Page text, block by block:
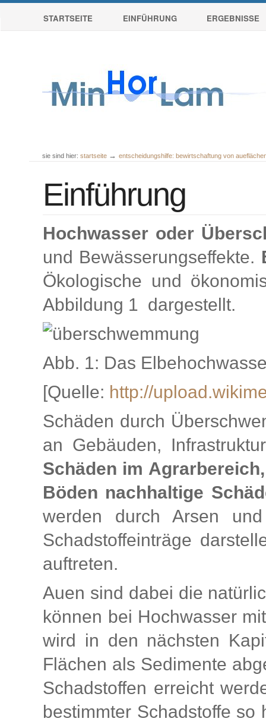
DirektSTARTSEITE EINFÜHRUNG ERGEBNISSE
sie sind hier: startseite →entscheidungshilfe: bewirtschaftung von
Einführung
Hochwasser oder
und Bewässerungseffekte.
Ökologische und
Abbildung 1 dargestellt.
Abb. 1: Das
[Quelle: http://
Schäden durch
an Gebäuden,
Schäden im
Böden nachhaltige
werden durch Arsen
Schadstoffeinträge
auftreten.
Auen sind dabei die
können bei Hochwasser
wird in den nächsten
Flächen als Sedimente
Schadstoffen erreicht
bestimmter Schadstoffe